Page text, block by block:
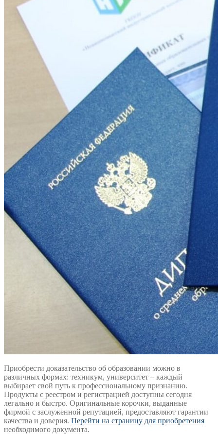
Приобрести доказательство об образовании можно в
различных формах: техникум, университет – каждый
выбирает свой путь к профессиональному признанию.
Продукты с реестром и регистрацией доступны сегодня
легально и быстро. Оригинальные корочки, выданные
фирмой с заслуженной репутацией, предоставляют гарантии
качества и доверия. Перейти на страницу для приобретения
необходимого документа.